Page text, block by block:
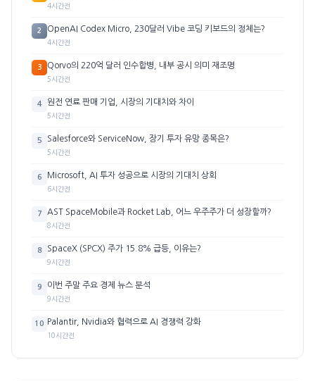
4시간전
2 OpenAI Codex Micro, 230달러 Vibe 코딩 키보드의 정체는?
4시간전
3 Qorvo의 220억 달러 인수합병, 내부 공시 의미 재조명
5시간전
4 원전 연료 판매 기업, 시장의 기대치와 차이
5시간전
5 Salesforce와 ServiceNow, 장기 투자 유망 종목은?
5시간전
6 Microsoft, AI 투자 성공으로 시장의 기대치 상회
6시간전
7 AST SpaceMobile과 Rocket Lab, 어느 우주주가 더 성장할까?
8시간전
8 SpaceX (SPCX) 주가 15.8% 급등, 이유는?
9시간전
9 이번 주말 주요 경제 뉴스 분석
9시간전
10 Palantir, Nvidia와 협력으로 AI 경쟁력 강화
10시간전